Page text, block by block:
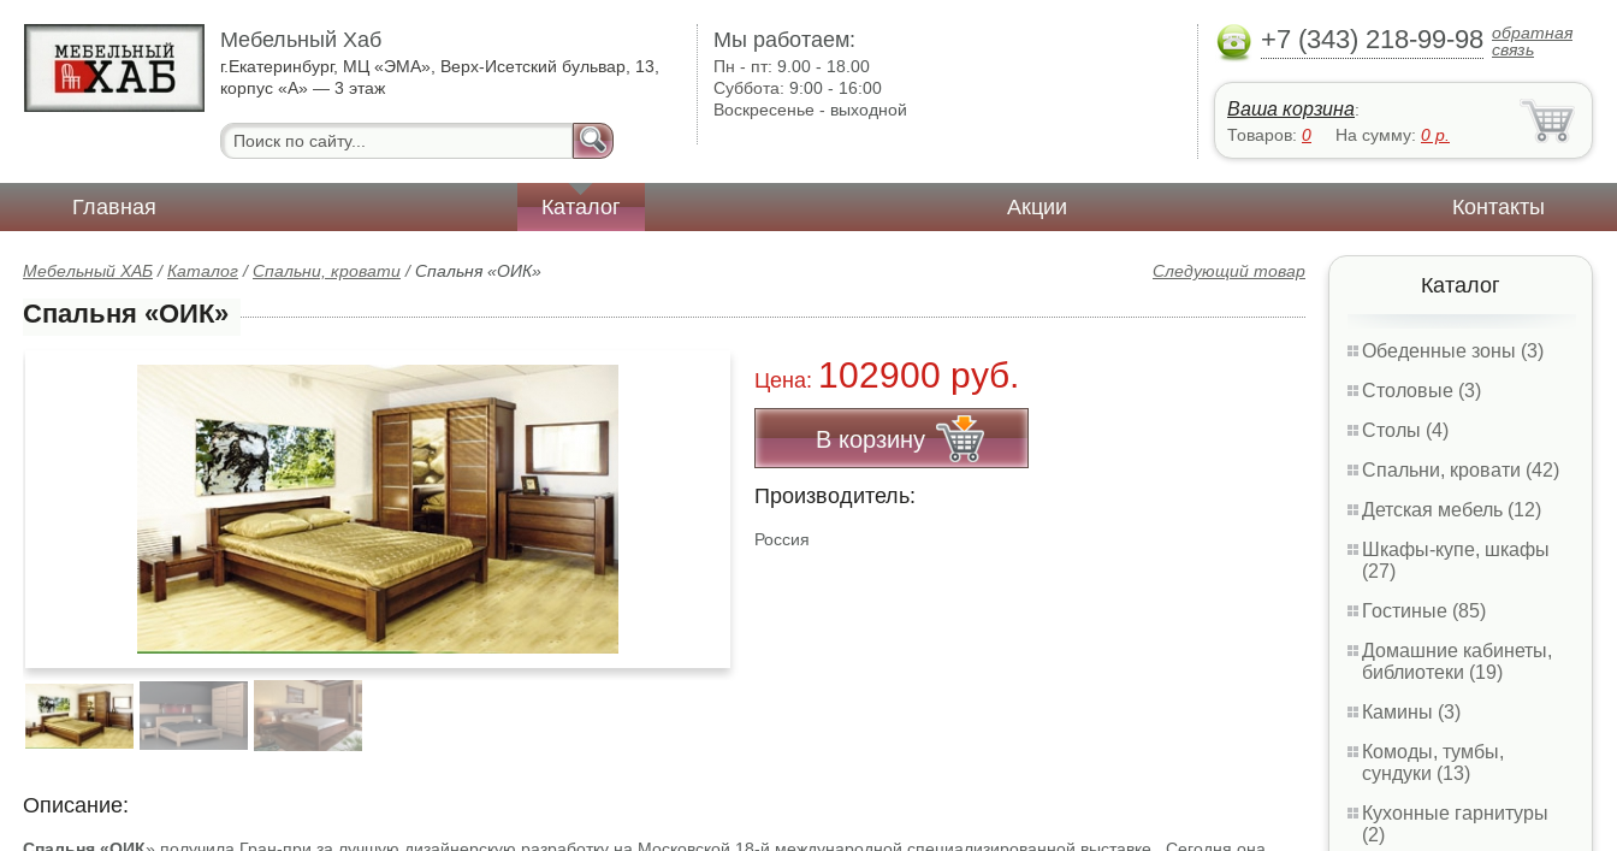
Мебельный Хаб
г.Екатеринбург, МЦ «ЭМА», Верх-Исетский бульвар, 13,
корпус «А» — 3 этаж
Мы работаем:
Пн - пт:9.00 - 18.00
Суббота:9:00 - 16:00
Воскресенье - выходной
+7 (343) 218-99-98 обратная
связь
Ваша корзина:
Товаров: 0 На сумму: 0 р.
Главная Каталог Акции Контакты
Каталог
Обеденные зоны (3)
Столовые (3)
Столы (4)
Спальни, кровати (42)
Детская мебель (12)
Шкафы-купе, шкафы
(27)
Гостиные (85)
Домашние кабинеты,
библиотеки (19)
Камины (3)
Комоды, тумбы,
сундуки (13)
Кухонные гарнитуры
(2)
Следующий товар
Мебельный ХАБ /Каталог /Спальни, кровати /Спальня «ОИК»
Спальня «ОИК»
Цена: 102900 руб.
В корзину
Производитель:
Россия
Описание: